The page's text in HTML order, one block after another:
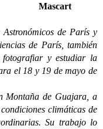
Mascart
de París y
de París, también
y estudiar la
el 18 y 19 de mayo de
de Guajara, a
climáticas de
Su trabajo lo